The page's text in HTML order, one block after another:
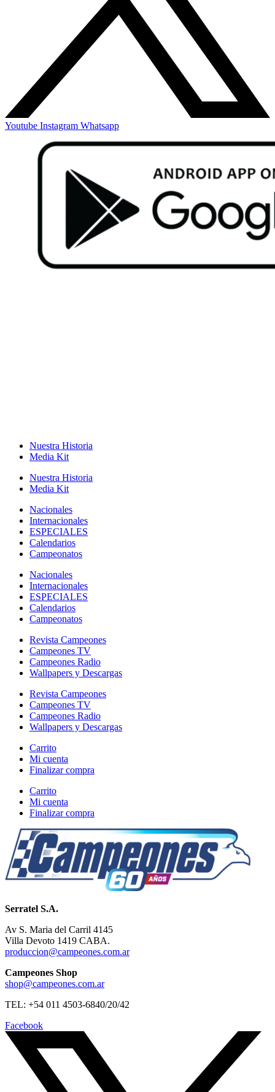
Youtube Instagram Whatsapp
Nuestra Historia
Media Kit
Nuestra Historia
Media Kit
Nacionales
Internacionales
ESPECIALES
Calendarios
Campeonatos
Nacionales
Internacionales
ESPECIALES
Calendarios
Campeonatos
Revista Campeones
Campeones TV
Campeones Radio
Wallpapers y Descargas
Revista Campeones
Campeones TV
Campeones Radio
Wallpapers y Descargas
Carrito
Mi cuenta
Finalizar compra
Carrito
Mi cuenta
Finalizar compra
Serratel S.A.
Av S. Maria del Carril 4145
Villa Devoto 1419 CABA.
produccion@campeones.com.ar
Campeones Shop
shop@campeones.com.ar
TEL: +54 011 4503-6840/20/42
Facebook